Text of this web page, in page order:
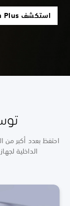
استكشف PlayStation Plus
الداخلية لجهاز PS5، أو باستخدام وحدة تخزين USB خارجية.